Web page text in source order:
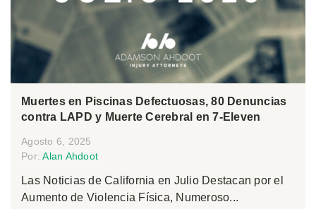
Muertes en Piscinas Defectuosas, 80 Denuncias
contra LAPD y Muerte Cerebral en 7-Eleven
Agosto 6, 2025
Por:Alan Ahdoot
Las Noticias de California en Julio Destacan por el
Aumento de Violencia Física, Numeroso...